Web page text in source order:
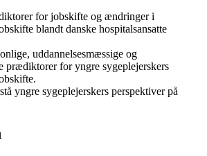
for jobskifte og ændringer i
blandt danske hospitalsansatte
uddannelsesmæssige og
prædiktorer for yngre sygeplejerskers
yngre sygeplejerskers perspektiver på